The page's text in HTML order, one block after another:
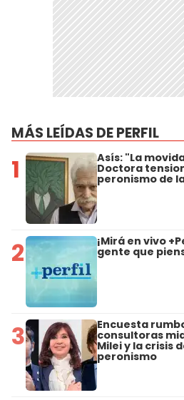
MÁS LEÍDAS DE PERFIL
1 Asís: "La
Doctora
peronismo de
2 ¡Mirá en vivo
gente que
3 Encuesta
consultoras
Milei y la crisis
peronismo